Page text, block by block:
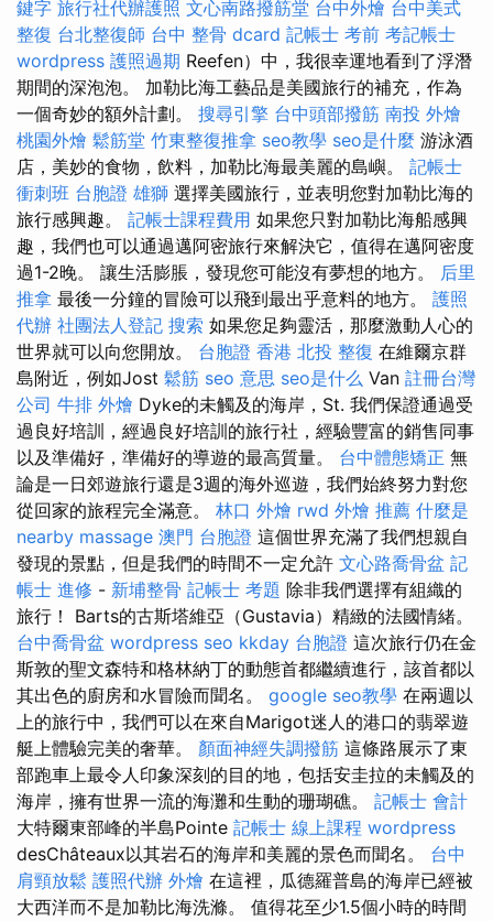
鍵字 旅行社代辦護照 文心南路撥筋堂 台中外燴 台中美式
整復 台北整復師 台中 整骨 dcard 記帳士 考前 考記帳士
wordpress 護照過期 Reefen）中，我很幸運地看到了浮潛
期間的深泡泡。 加勒比海工藝品是美國旅行的補充，作為
一個奇妙的額外計劃。 搜尋引擎 台中頭部撥筋 南投 外燴
桃園外燴 鬆筋堂 竹東整復推拿 seo教學 seo是什麼 游泳酒
店，美妙的食物，飲料，加勒比海最美麗的島嶼。 記帳士
衝刺班 台胞證 雄獅 選擇美國旅行，並表明您對加勒比海的
旅行感興趣。 記帳士課程費用 如果您只對加勒比海船感興
趣，我們也可以通過邁阿密旅行來解決它，值得在邁阿密度
過1-2晚。 讓生活膨脹，發現您可能沒有夢想的地方。 后里
推拿 最後一分鐘的冒險可以飛到最出乎意料的地方。 護照
代辦 社團法人登記 搜索 如果您足夠靈活，那麼激動人心的
世界就可以向您開放。 台胞證 香港 北投 整復 在維爾京群
島附近，例如Jost 鬆筋 seo 意思 seo是什么 Van 註冊台灣
公司 牛排 外燴 Dyke的未觸及的海岸，St. 我們保證通過受
過良好培訓，經過良好培訓的旅行社，經驗豐富的銷售同事
以及準備好，準備好的導遊的最高質量。 台中體態矯正 無
論是一日郊遊旅行還是3週的海外巡遊，我們始終努力對您
從回家的旅程完全滿意。 林口 外燴 rwd 外燴 推薦 什麼是
nearby massage 澳門 台胞證 這個世界充滿了我們想親自
發現的景點，但是我們的時間不一定允許 文心路喬骨盆 記
帳士 進修 - 新埔整骨 記帳士 考題 除非我們選擇有組織的
旅行！ Barts的古斯塔維亞（Gustavia）精緻的法國情緒。
台中喬骨盆 wordpress seo kkday 台胞證 這次旅行仍在金
斯敦的聖文森特和格林納丁的動態首都繼續進行，該首都以
其出色的廚房和水冒險而聞名。 google seo教學 在兩週以
上的旅行中，我們可以在來自Marigot迷人的港口的翡翠遊
艇上體驗完美的奢華。 顏面神經失調撥筋 這條路展示了東
部跑車上最令人印象深刻的目的地，包括安圭拉的未觸及的
海岸，擁有世界一流的海灘和生動的珊瑚礁。 記帳士 會計
大特爾東部峰的半島Pointe 記帳士 線上課程 wordpress
desChâteaux以其岩石的海岸和美麗的景色而聞名。 台中
肩頸放鬆 護照代辦 外燴 在這裡，瓜德羅普島的海岸已經被
大西洋而不是加勒比海洗滌。 值得花至少1.5個小時的時間